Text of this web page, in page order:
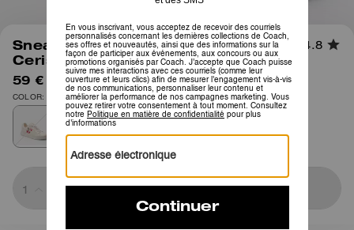
1/5
Sneaker High Line Imprimé
Cerises
4.8
59 € 135 €
COLOR: Craie Multi